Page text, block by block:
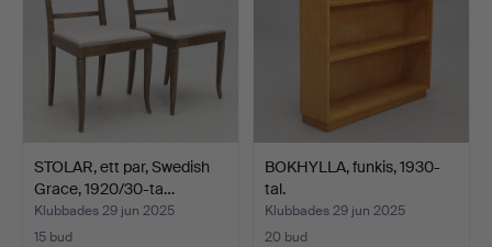
STOLAR, ett par, Swedish
Grace, 1920/30-ta…
Klubbades 29 jun 2025
15 bud
BOKHYLLA, funkis, 1930-
tal.
Klubbades 29 jun 2025
20 bud